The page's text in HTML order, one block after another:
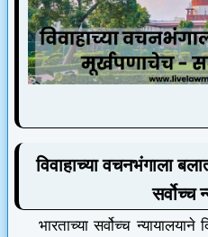
विवाहाच्या वचनभंगाला
सर्वोच्च
भारताच्या सर्वोच्च